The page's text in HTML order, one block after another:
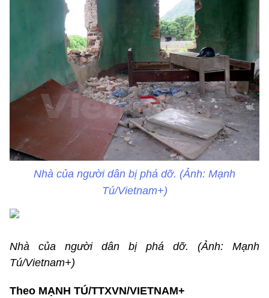
Nhà của người dân bị phá dỡ. (Ảnh: Mạnh
Tú/Vietnam+)
Nhà của người dân bị phá dỡ. (Ảnh: Mạnh
Tú/Vietnam+)
Theo MẠNH TÚ/TTXVN/VIETNAM+